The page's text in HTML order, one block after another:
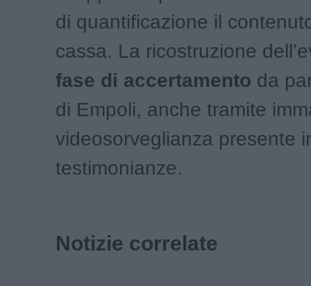
di quantificazione il
cassa. La ricostruzione
fase di accertamento da
di Empoli, anche tramite
videosorveglianza presente
testimonianze.
Notizie correlate